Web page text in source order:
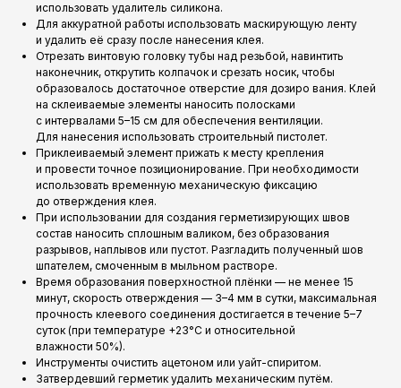
использовать удалитель силикона.
Для аккуратной работы использовать маскирующую ленту
и удалить её сразу после нанесения клея.
Отрезать винтовую головку тубы над резьбой, навинтить
наконечник, открутить колпачок и срезать носик, чтобы
образовалось достаточное отверстие для дозиро вания. Клей
на склеиваемые элементы наносить полосками
с интервалами 5–15 см для обеспечения вентиляции.
Для нанесения использовать строительный пистолет.
Приклеиваемый элемент прижать к месту крепления
и провести точное позиционирование. При необходимости
использовать временную механическую фиксацию
до отверждения клея.
При использовании для создания герметизирующих швов
состав наносить сплошным валиком, без образования
разрывов, наплывов или пустот. Разгладить полученный шов
шпателем, смоченным в мыльном растворе.
Время образования поверхностной плёнки — не менее 15
минут, скорость отверждения — 3–4 мм в сутки, максимальная
прочность клеевого соединения достигается в течение 5–7
суток (при температуре +23°C и относительной
влажности 50%).
Инструменты очистить ацетоном или уайт-спиритом.
Затвердевший герметик удалить механическим путём.